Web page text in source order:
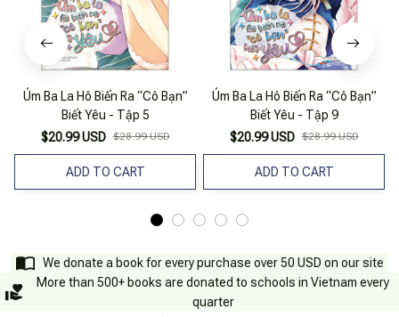
Úm Ba La Hô Biến Ra “Cô Bạn”
Biết Yêu - Tập 5
$20.99 USD $28.99 USD
ADD TO CART
Úm Ba La Hô Biến Ra “Cô Bạn”
Biết Yêu - Tập 9
$20.99 USD $28.99 USD
ADD TO CART
We donate a book for every purchase over 50 USD on our site
More than 500+ books are donated to schools in Vietnam every
quarter